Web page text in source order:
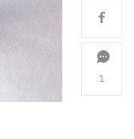
1